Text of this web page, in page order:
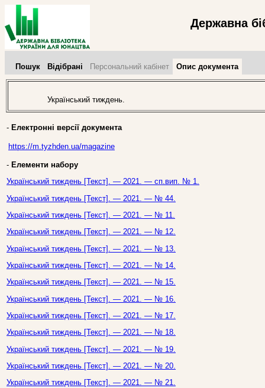
Державна
Пошук Відібрані Персональний кабінет Опис документа
Український тиждень.
- Електронні версії документа
https://m.tyzhden.ua/magazine
- Елементи набору
Український тиждень [Текст]. — 2021. — сп.вип. № 1.
Український тиждень [Текст]. — 2021. — № 44.
Український тиждень [Текст]. — 2021. — № 11.
Український тиждень [Текст]. — 2021. — № 12.
Український тиждень [Текст]. — 2021. — № 13.
Український тиждень [Текст]. — 2021. — № 14.
Український тиждень [Текст]. — 2021. — № 15.
Український тиждень [Текст]. — 2021. — № 16.
Український тиждень [Текст]. — 2021. — № 17.
Український тиждень [Текст]. — 2021. — № 18.
Український тиждень [Текст]. — 2021. — № 19.
Український тиждень [Текст]. — 2021. — № 20.
Український тиждень [Текст]. — 2021. — № 21.